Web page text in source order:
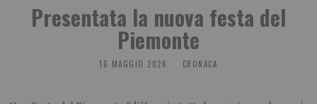
Presentata la nuova festa del
Piemonte
16 MAGGIO 2026 CRONACA